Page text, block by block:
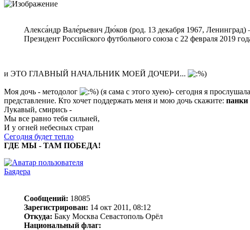
Алекса́ндр Вале́рьевич Дю́ков (род. 13 декабря 1967,
Президент Российского футбольного союза с 22 февраля 2019
и ЭТО ГЛАВНЫЙ НАЧАЛЬНИК МОЕЙ ДОЧЕРИ...
Моя дочь - методолог
(я сама с этого хуею)- сегодня я
представление. Кто хочет поддержать меня и мою дочь скажите:
Лукавый, смирись -
Мы все равно тебя сильней,
И у огней небесных стран
Сегодня будет тепло
ГДЕ МЫ - ТАМ ПОБЕДА!
Баядера
Сообщений: 18085
Зарегистрирован: 14 окт 2011, 08:12
Откуда: Баку Москва Севастополь Орёл
Национальный флаг: